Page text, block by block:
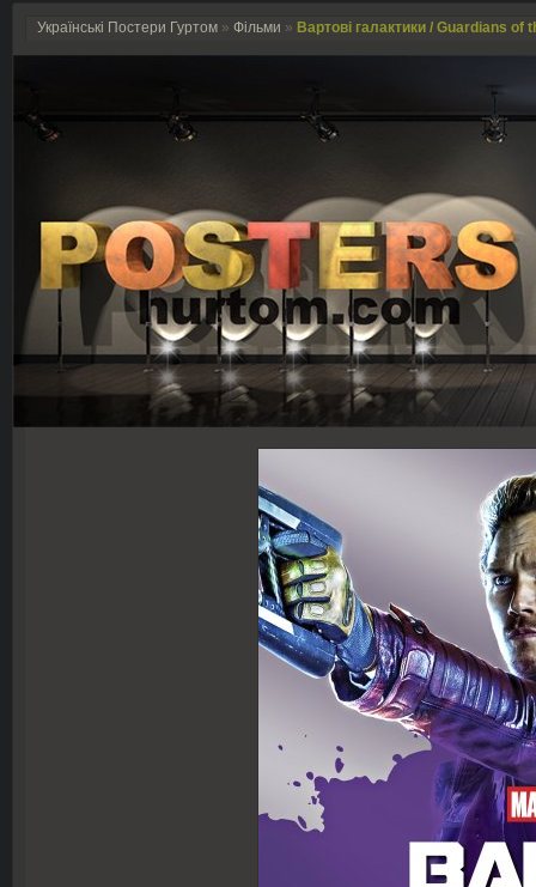
Українські Постери Гуртом » Фільми » Вартові галактики / Guardians of